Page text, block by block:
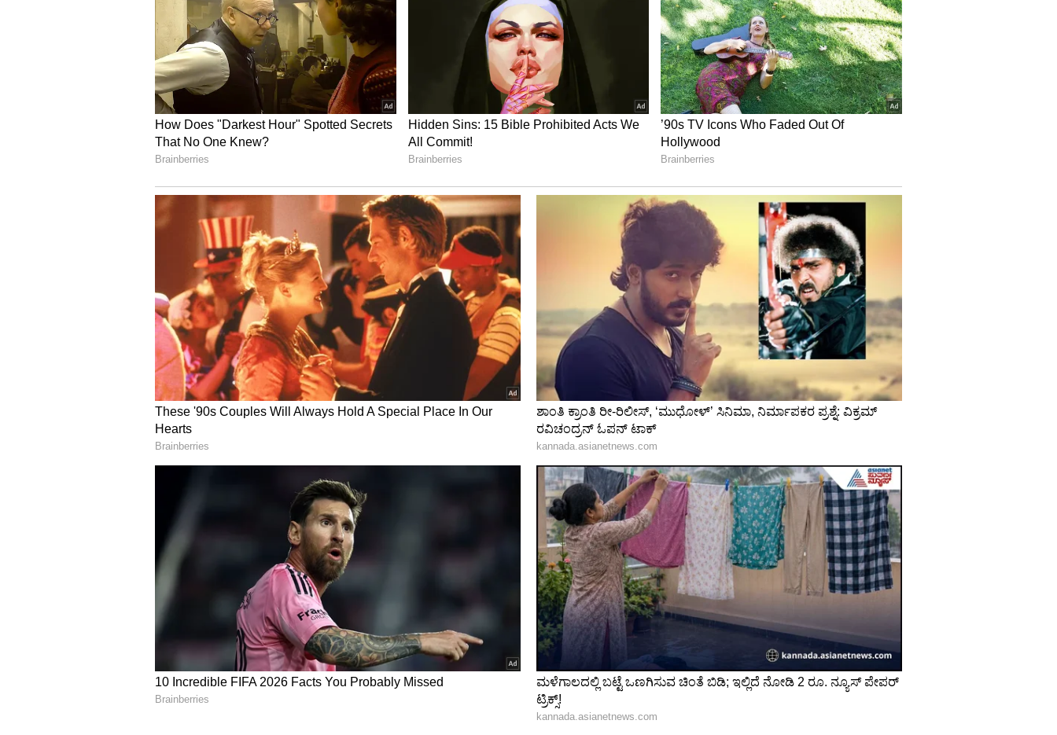
ಎದುರಿಸಬಹುದು. ಮಾನಸಿಕ ಒತ್ತಡವನ್ನು ತಪ್ಪಿಸಲು ಶಾಂತತೆ ಮತ್ತು ಸಮತೋಲನವನ್ನು ಕಾಪಾಡಿಕೊಳ್ಳುವುದು
ಅತ್ಯಗತ್ಯ.
4
Image Credit :
ಮೀನ ರಾಶಿ
ಈ ಸಮಯ ಮೀನ ರಾಶಿಯವರಿಗೆ ಸ್ವಲ್ಪ ಎಚ್ಚರಿಕೆ ವಹಿಸುವುದು ಒಳ್ಳೆಯದು. ಅನುಭವಿ ವ್ಯವಹಾರ ವ್ಯಕ್ತಿಯಿಂದ
ಸಲಹೆ ಪಡೆಯುವುದು ಪ್ರಯೋಜನಕಾರಿ ಎಂದು ಸಾಬೀತುಪಡಿಸಬಹುದು. ಆದಾಗ್ಯೂ, ಆರೋಗ್ಯ ಸಮಸ್ಯೆಗಳು
ಮಾನಸಿಕ ತೊಂದರೆಗೆ ಕಾರಣವಾಗಬಹುದು. ಹಣಕಾಸಿನ ವಹಿವಾಟುಗಳನ್ನು ತಪ್ಪಿಸಿ. ಹೊಸ ಜನರನ್ನು ಬೇಗನೆ
ನಂಬುವುದು ಹಾನಿಕಾರಕವಾಗಬಹುದು, ಆದ್ದರಿಂದ ಯಾರನ್ನಾದರೂ ನಂಬುವ ಮೊದಲು ಎಚ್ಚರಿಕೆಯಿಂದ
ಯೋಚಿಸಿ. ವೈವಾಹಿಕ ಜೀವನ ಮತ್ತು ವಿವಾಹಕ್ಕೆ ಸಂಬಂಧಿಸಿದ ವಿಷಯಗಳಲ್ಲಿ ಕೆಲವು ಅಡೆತಡೆಗಳು ಉಂಟಾಗುವ